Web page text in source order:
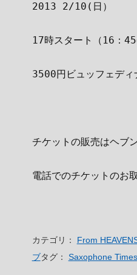
2013 2/10(日）
17時スタート（16：
3500円ビュッフェディ
チケットの販売はヘブ
電話でのチケットのお
カテゴリ： From
ブタグ： Saxophone Times